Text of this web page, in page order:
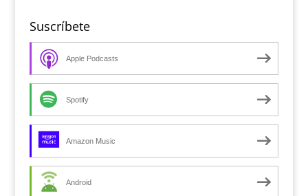
Suscríbete
Apple Podcasts
Spotify
Amazon Music
Android